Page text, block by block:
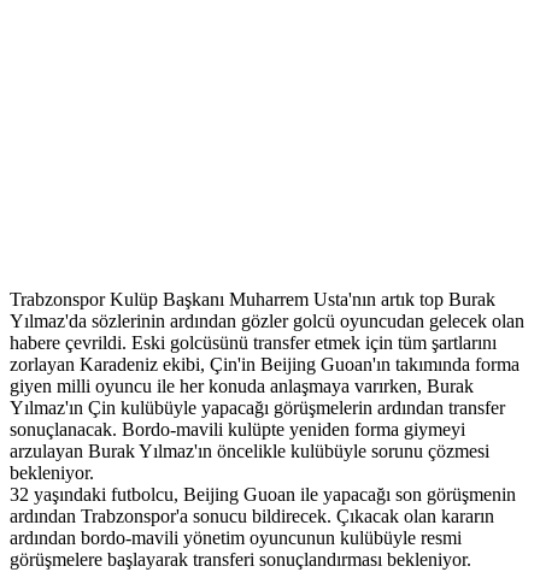
Trabzonspor Kulüp Başkanı Muharrem Usta'nın artık top Burak
Yılmaz'da sözlerinin ardından gözler golcü oyuncudan gelecek olan
habere çevrildi. Eski golcüsünü transfer etmek için tüm şartlarını
zorlayan Karadeniz ekibi, Çin'in Beijing Guoan'ın takımında forma
giyen milli oyuncu ile her konuda anlaşmaya varırken, Burak
Yılmaz'ın Çin kulübüyle yapacağı görüşmelerin ardından transfer
sonuçlanacak. Bordo-mavili kulüpte yeniden forma giymeyi
arzulayan Burak Yılmaz'ın öncelikle kulübüyle sorunu çözmesi
bekleniyor.
32 yaşındaki futbolcu, Beijing Guoan ile yapacağı son görüşmenin
ardından Trabzonspor'a sonucu bildirecek. Çıkacak olan kararın
ardından bordo-mavili yönetim oyuncunun kulübüyle resmi
görüşmelere başlayarak transferi sonuçlandırması bekleniyor.